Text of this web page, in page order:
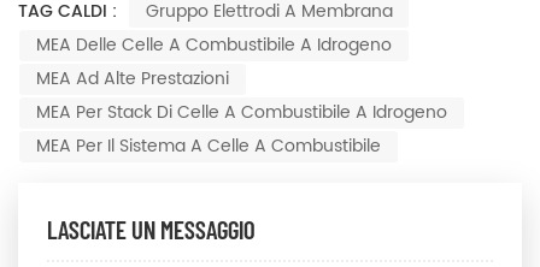
TAG CALDI :
Gruppo Elettrodi A Membrana
MEA Delle Celle A Combustibile A Idrogeno
MEA Ad Alte Prestazioni
MEA Per Stack Di Celle A Combustibile A Idrogeno
MEA Per Il Sistema A Celle A Combustibile
LASCIATE UN MESSAGGIO